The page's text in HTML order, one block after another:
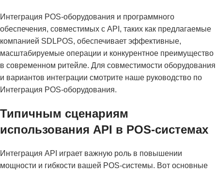
Интеграция POS-оборудования и программного
обеспечения, совместимых с API, таких как предлагаемые
компанией SDLPOS, обеспечивает эффективные,
масштабируемые операции и конкурентное преимущество
в современном ритейле. Для совместимости оборудования
и вариантов интеграции смотрите наше руководство по
Интеграция POS-оборудования.
Типичным сценариям
использования API в POS-системах
Интеграция API играет важную роль в повышении
мощности и гибкости вашей POS-системы. Вот основные